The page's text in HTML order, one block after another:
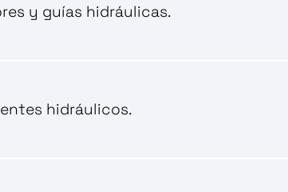
y guías hidráulicas.
hidráulicos.